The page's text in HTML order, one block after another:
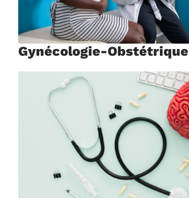
Gynécologie-Obstétrique